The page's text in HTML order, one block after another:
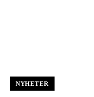
NYHETER